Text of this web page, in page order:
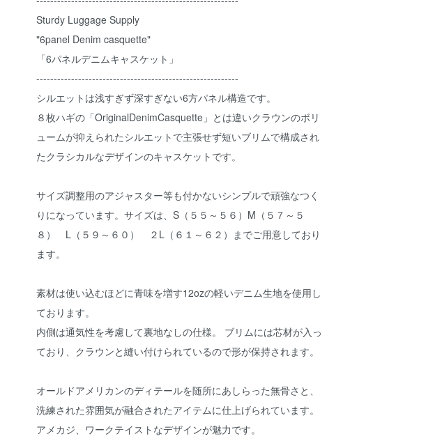
Sturdy Luggage Supply
"6panel Denim casquette"
「6パネルデニムキャスケット」
----------------------------------------------------------
シルエットは浅すぎず深すぎない6方パネル構造です。
８枚ハギの「OriginalDenimCasquette」とは違いクラウンのボリ
ュームが抑えられたシルエットで主張せず短いブリムで構成され
たクラシカルなデザインのキャスケットです。
サイズ調整用のアジャスター等も付かないシンプルで頑強なつく
りになっています。サイズは、S（５５～５６）M（５７～５
８） L（５９～６０） ２L（６１～６２）までご用意しており
ます。
素材は使い込むほどに青味を増す12ozの軽いデニム生地を使用し
ております。
内側は通気性を考慮して裏地なしの仕様。 ブリムには芯材が入っ
ており、クラウンと縫い付けられているので形が保持されます。
オールドアメリカンのディテールを随所にあしらった無骨さと、
洗練された雰囲気が融合されたアイテムに仕上げられています。
アメカジ、ワークテイストなデザインが魅力です。